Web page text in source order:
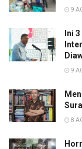
9
Ini
9
8